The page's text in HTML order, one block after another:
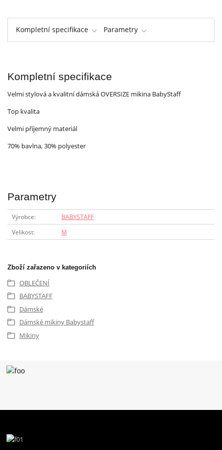
Kompletní specifikace Parametry
Kompletní specifikace
Velmi stylová a kvalitní dámská OVERSIZE mikina BabyStaff
Top kvalita
Velmi příjemný materiál
70% bavlna, 30% polyester
Parametry
Výrobce
BABYSTAFF
Velikost
M
Zboží zařazeno v kategoriích
OBLEČENÍ
BABYSTAFF
Dámské
Dámské mikiny Babystaff
Mikiny